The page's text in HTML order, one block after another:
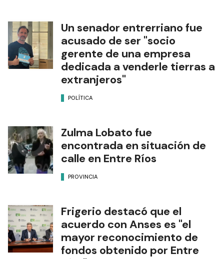
Un senador entrerriano fue
acusado de ser "socio
gerente de una empresa
dedicada a venderle tierras a
extranjeros"
POLÍTICA
Zulma Lobato fue
encontrada en situación de
calle en Entre Ríos
PROVINCIA
Frigerio destacó que el
acuerdo con Anses es "el
mayor reconocimiento de
fondos obtenido por Entre